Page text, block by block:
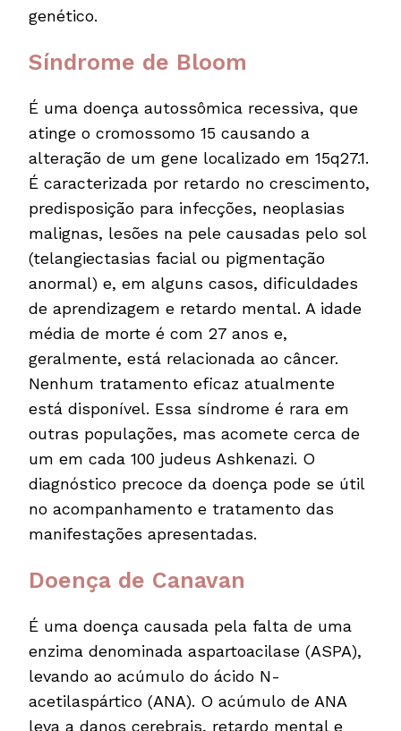
genético.
Síndrome de Bloom
É uma doença autossômica recessiva, que
atinge o cromossomo 15 causando a
alteração de um gene localizado em 15q27.1.
É caracterizada por retardo no crescimento,
predisposição para infecções, neoplasias
malignas, lesões na pele causadas pelo sol
(telangiectasias facial ou pigmentação
anormal) e, em alguns casos, dificuldades
de aprendizagem e retardo mental. A idade
média de morte é com 27 anos e,
geralmente, está relacionada ao câncer.
Nenhum tratamento eficaz atualmente
está disponível. Essa síndrome é rara em
outras populações, mas acomete cerca de
um em cada 100 judeus Ashkenazi. O
diagnóstico precoce da doença pode se útil
no acompanhamento e tratamento das
manifestações apresentadas.
Doença de Canavan
É uma doença causada pela falta de uma
enzima denominada aspartoacilase (ASPA),
levando ao acúmulo do ácido N-
acetilaspártico (ANA). O acúmulo de ANA
leva a danos cerebrais, retardo mental e